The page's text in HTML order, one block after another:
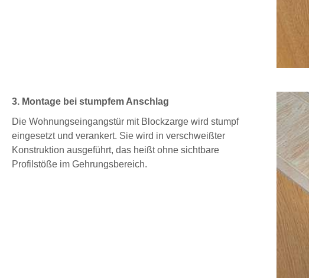
3. Montage bei stumpfem Anschlag
Die Wohnungseingangstür mit Blockzarge wird stumpf
eingesetzt und verankert. Sie wird in verschweißter
Konstruktion ausgeführt, das heißt ohne sichtbare
Profilstöße im Gehrungsbereich.